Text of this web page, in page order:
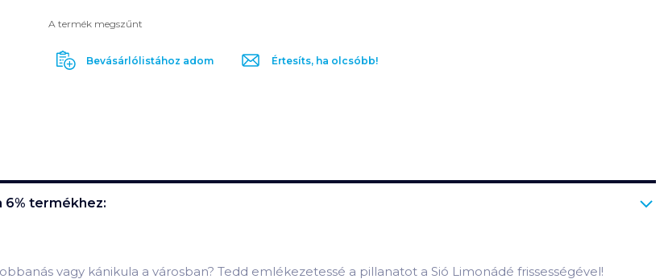
A termék megszűnt
Bevásárlólistához adom Értesíts, ha olcsóbb!
6% termékhez:
vagy kánikula a városban? Tedd emlékezetessé a pillanatot a Sió Limonádé frissességével!